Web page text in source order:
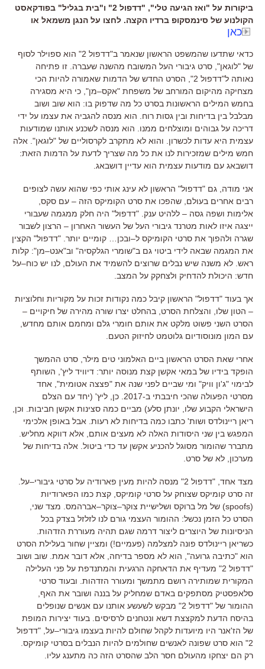
ביקורות על "ואז הגיעה טלי", "דדפול 2" ו"בית בגליל" בפודקאסט
הקולנוע של סינמסקופ ברדיו הקצה. לחצו על הנגן משמאל או
כאן
כדאי שתדעו שהמשפט הראשון שנאמר ב"דדפול 2"
הוא ספוילר לסוף
של "לוגאן", סרט גיבורי העל המשובח מהשנה שעברה. זו פתיחה
נאותה ל"דדפול 2",
הסרט החדש של הדמות שאמורה להיות הכי
מצחיקה מהיקום המורחב של משפחת "אקס–מן", כי היא מסגירה
בחמש המילים הראשונות בסרט כל מה שדפוק בו: הוא שוב ושוב
מבלבל בין בדיחות ובין גסות רוח. הוא מנסה להגביה את עצמו על ידי
דריכה על גבוהים ומוצלחים ממנו. הוא מנסה לשכנע אותנו שמודעות
עצמית היא עדות לכשרון. והוא לא מתקרב לקרסוליים של "לוגאן". אלה
חמש מילים שמזכירות לנו את כל מה שצריך לדעת על הדמות הזאת:
דושבאג עם מודעות עצמית הוא עדיין דושבאג.
אני מודה, גם "דדפול" הראשון לא עינג אותי כפי שהוא עשה לצופים
רבים אחרים בעולם, שהפכו את סרט הקומיקס הזה – עם סקס,
אלימות ושפה גסה – ללהיט ענק. "דדפול" היה חלק ממגמה שעבורי
ייצגה איזו לאות מטרנד גיבורי העל של העשור האחרון – הרצון לשבור
שגרה ולהפוך את סרטי הקומיקס ל–ובכן… קומיים יותר. "דדפול" הקצין
את המגמה שבאה לידי ביטוי גם ב"שומרי הגלקסיה" וב"אנט–מן": קלות
ראש. לא משנה שיש נבלים שרוצים להשמיד את העולם, לנו יש כוח–על
חדש: היכולת להדחיק ולצחקק על המצב.
אך בעוד "דדפול" הראשון קיבל כמה נקודות זכות על מקוריות וחלוציות
– הטון שלו, והצלחת הסרט, בהחלט יצרו שורה מהירה של חיקויים –
הסרט השני פשוט מלקט את אותם חומרי גלם ומחמם אותם מחדש,
עם המון מונוסודיום גלוטמט לחיזוק הטעם.
אחרי שאת הסרט הראשון ביים האלמוני טים מילר, סרט ההמשך
הופקד בידיו של במאי אקשן קצת מנוסה יותר: דיוויד ליץ', השותף
לבימוי "ג'ון וויק" ומי שביים לפני שנה את "פצצה אטומית", אחד
מסרטי הפעולה שהכי חיבבתי ב-2017. כן, ליץ' (יחד עם הצלם
הישראלי הקבוע שלו, יונתן סלע) מביים כמה סצינות אקשן חביבות. וכן,
ריאן ריינולדס ושות' כתבו כמה בדיחות לא רעות. אבל באופן אלכימי
המפגש בין שני היסודות האלה לא מעצים אותם, אלא דווקא מחליש.
מתברר שהומור מסוגל להכניע אקשן עד כדי ביטול. אלה בדיחות של
מערכון, לא של סרט.
מצד אחד, "דדפול 2" מנסה להיות מעין פארודיה על סרטי גיבורי–על.
זה סרט קומיקס שצוחק על סרטי קומיקס, קצת כמו הפארודיות
(spoofs) של מל ברוקס ושלישיית צוקר
–צוקר–אברהמס. מצד שני,
הסרט כל הזמן נכשל: ההומור העצמי גורם לנו לזלזל בצדק בכל
הניסיונות של היוצרים ליצור דרמה שגם תהיה מעוררת הזדהות.
כשריאן ריינולדס פונה למצלמה (פעמיים!) ומציין שחור בעלילת הסרט
הוא "כתיבה גרועה", הוא לא מספר בדיחה, אלא דובר אמת. שוב ושוב
"דדפול 2"
מעדיף את הדאחקה הרגעית והמתנדפת על פני העלילה
המקורית שמותירה רושם מתמשך ומעורר הזדהות. ובעוד סרטי
סלאפסטיק מסתפקים באדם שמחליק על בננה ושובר את האף,
ההומור של "דדפול 2"
מבקש לשעשע אותנו עם אנשים שנופלים
בהיסח הדעת למקצצת דשא ונטחנים לרסיסים. בעוד יצירות המופת
של הז'אנר היו מיועדות לקהל שחולם להיות בעצמו גיבורי–על, "דדפול
2"
הוא סרט שפונה לאנשים שחולמים להיות הנבלים בסרטי קומיקס.
רק הם יצחקו מהעולם חסר הלב שהסרט הזה כה מתענג עליו.